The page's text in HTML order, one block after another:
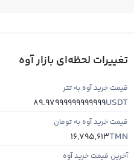
تغییرات لحظه‌ای بازار آوه
قیمت خرید آوه به تتر
USDT
89.97999999999999
قیمت خرید آوه به تومان
TMN
16,795,613
آخرین قیمت خرید آوه